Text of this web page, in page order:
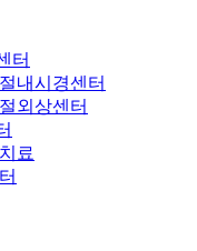
터
내시경센터
외상센터
료